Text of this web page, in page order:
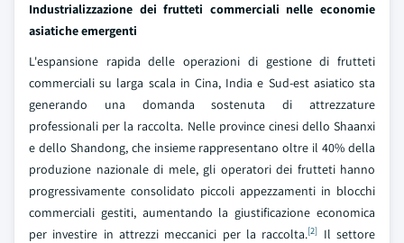
Industrializzazione dei frutteti commerciali nelle economie
asiatiche emergenti
L'espansione rapida delle operazioni di gestione di frutteti
commerciali su larga scala in Cina, India e Sud-est asiatico sta
generando una domanda sostenuta di attrezzature
professionali per la raccolta. Nelle province cinesi dello Shaanxi
e dello Shandong, che insieme rappresentano oltre il 40% della
produzione nazionale di mele, gli operatori dei frutteti hanno
progressivamente consolidato piccoli appezzamenti in blocchi
commerciali gestiti, aumentando la giustificazione economica
per investire in attrezzi meccanici per la raccolta.[2] Il settore